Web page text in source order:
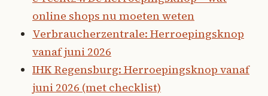
online shops nu moeten weten
Verbraucherzentrale: Herroepingsknop
vanaf juni 2026
IHK Regensburg: Herroepingsknop vanaf
juni 2026 (met checklist)